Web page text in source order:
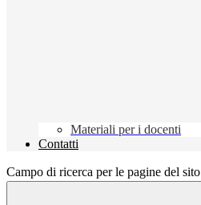
Materiali per i docenti
Contatti
Campo di ricerca per le pagine del sito